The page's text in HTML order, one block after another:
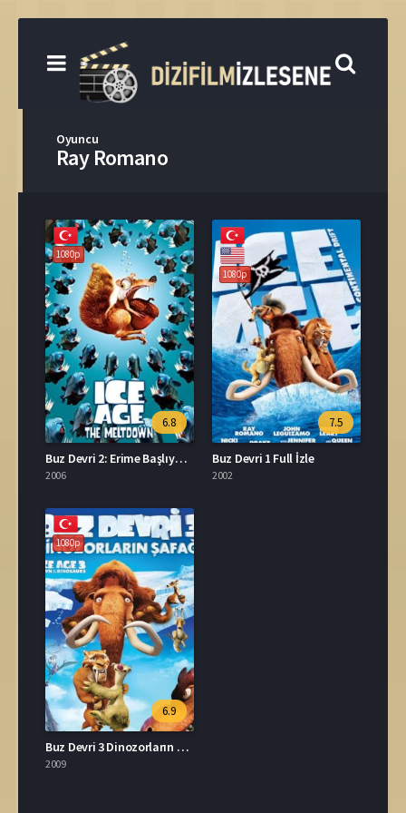
Oyuncu
Ray Romano
1080p
6.8
Buz Devri 2: Erime Başlıyor Full İzle
2006
1080p
7.5
Buz Devri 1 Full İzle
2002
1080p
6.9
Buz Devri 3 Dinozorların Şafağı İzle
2009